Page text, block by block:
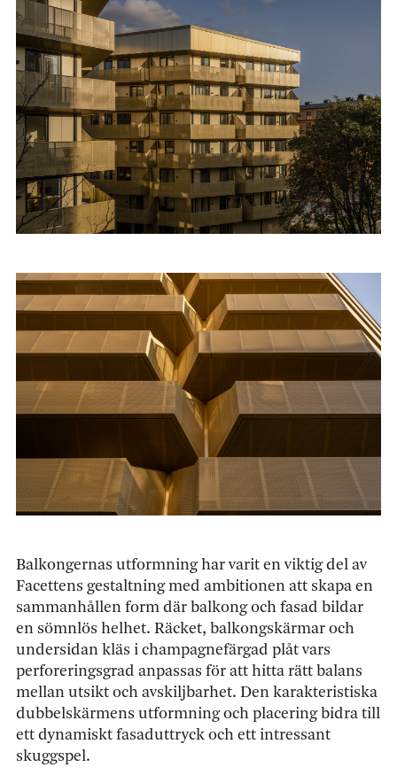
Balkongernas utformning har varit en viktig del av
Facettens gestaltning med ambitionen att skapa en
sammanhållen form där balkong och fasad bildar
en sömnlös helhet. Räcket, balkongskärmar och
undersidan kläs i champagnefärgad plåt vars
perforeringsgrad anpassas för att hitta rätt balans
mellan utsikt och avskiljbarhet. Den karakteristiska
dubbelskärmens utformning och placering bidra till
ett dynamiskt fasaduttryck och ett intressant
skuggspel.